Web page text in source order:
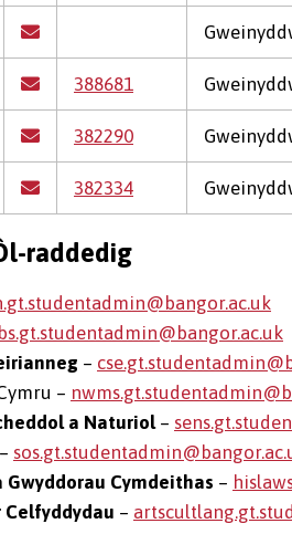
388681
382290
382334
raddedig
–
–
a Naturiol–
–
Gwyddorau Cymdeithas –
–